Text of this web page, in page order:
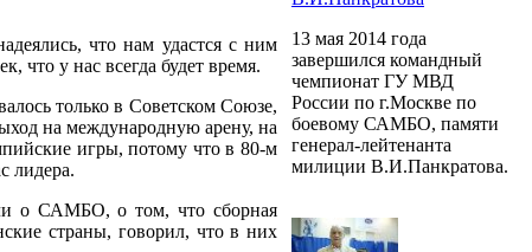
что нам удастся с ним
что у нас всегда будет время.
только в Советском Союзе,
на международную арену, на
игры, потому что в 80-м
лидера.
о САМБО, о том, что сборная
страны, говорил, что в них
13 мая 2014 года
завершился командный
чемпионат ГУ МВД
России по г.Москве по
боевому САМБО, памяти
генерал-лейтенанта
милиции В.И.Панкратова.